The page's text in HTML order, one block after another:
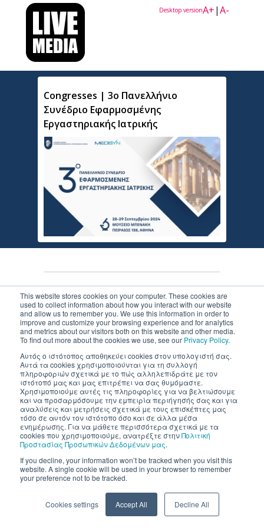
This website stores cookies on your computer. These cookies are
used to collect information about how you interact with our website
and allow us to remember you. We use this information in order to
improve and customize your browsing experience and for analytics
and metrics about our visitors both on this website and other media.
To find out more about the cookies we use, see our Privacy Policy.
Αυτός ο ιστότοπος αποθηκεύει cookies στον υπολογιστή σας.
Αυτά τα cookies χρησιμοποιούνται για τη συλλογή
πληροφοριών σχετικά με το πώς αλληλεπιδράτε με τον
ιστότοπό μας και μας επιτρέπει να σας θυμόμαστε.
Χρησιμοποιούμε αυτές τις πληροφορίες για να βελτιώσουμε
και να προσαρμόσουμε την εμπειρία περιήγησής σας και για
αναλύσεις και μετρήσεις σχετικά με τους επισκέπτες μας
τόσο σε αυτόν τον ιστότοπο όσο και σε άλλα μέσα
ενημέρωσης. Για να μάθετε περισσότερα σχετικά με τα
cookies που χρησιμοποιούμε, ανατρέξτε στηνΠολιτική
Προστασίας Προσωπικών Δεδομένων μας.
If you decline, your information won’t be tracked when you visit this
website. A single cookie will be used in your browser to remember
your preference not to be tracked.
Cookies settings Accept All Decline All
A+|A-
Desktop version
Congresses | 3ο Πανελλήνιο
Συνέδριο Εφαρμοσμένης
Εργαστηριακής Ιατρικής
Inventics A.E. | All rights reserved